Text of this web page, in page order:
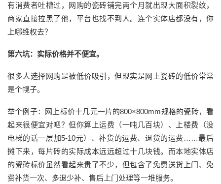
有消费者吐槽过，网购的瓷砖铺完两个月就出现大面积裂纹，
商家直接拉黑了他，平台也找不到人。连个实体店都没有，你
上哪维权去？
第六坑： 实际价格并不便宜。
很多人选择网购是被低价吸引 ， 但现实是网上瓷砖的低价常常
是个幌子。
举个例子：网上标价十几元一片的800×800mm规格的瓷砖，看
起来很便宜对吧？但你算上运费（一吨几百块）、上楼费（没
电梯的话一层加5-10元）、补货的运费、退货的运费……最后
摊下来，每片砖的实际成本远远超过十几块钱。而本地实体店
的瓷砖标价虽然看起来贵了不少， 但包含了免费送货上门、免
费补货一次、多退少补、售后上门处理等一堆服务。